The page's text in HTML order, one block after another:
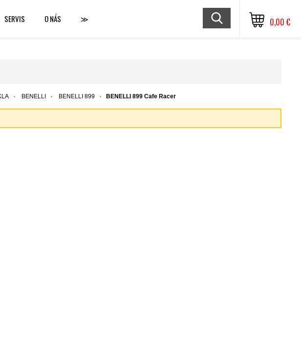
SERVIS O NÁS ≫ 0,00 €
BENELLI BENELLI 899 BENELLI 899 Cafe Racer